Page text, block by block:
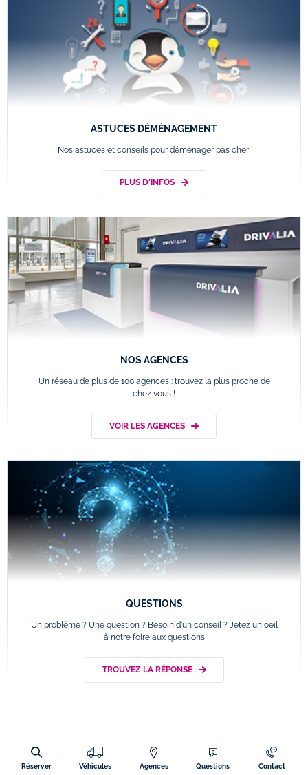
Réserver Véhicules Agences Questions Contact
ASTUCES DÉMÉNAGEMENT
Nos astuces et conseils pour déménager pas cher
PLUS D'INFOS
NOS AGENCES
Un réseau de plus de 100 agences : trouvez la plus proche de
chez vous !
VOIR LES AGENCES
QUESTIONS
Un problème ? Une question ? Besoin d'un conseil ? Jetez un oeil
à notre foire aux questions
TROUVEZ LA RÉPONSE